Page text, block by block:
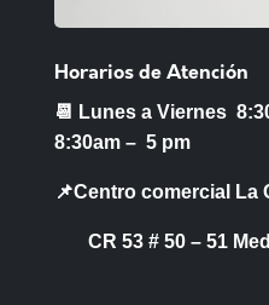
Horarios de Atención
📆 Lunes a Viernes
8:30am – 5 pm
📌Centro comercial La
CR 53 # 50 – 51